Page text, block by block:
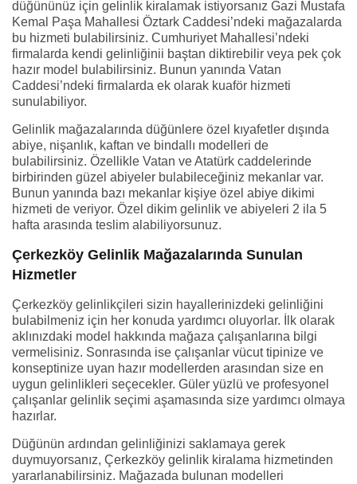
düğününüz için gelinlik kiralamak istiyorsanız Gazi Mustafa
Kemal Paşa Mahallesi Öztark Caddesi’ndeki mağazalarda
bu hizmeti bulabilirsiniz. Cumhuriyet Mahallesi’ndeki
firmalarda kendi gelinliğinii baştan diktirebilir veya pek çok
hazır model bulabilirsiniz. Bunun yanında Vatan
Caddesi’ndeki firmalarda ek olarak kuaför hizmeti
sunulabiliyor.
Gelinlik mağazalarında düğünlere özel kıyafetler dışında
abiye, nişanlık, kaftan ve bindallı modelleri de
bulabilirsiniz. Özellikle Vatan ve Atatürk caddelerinde
birbirinden güzel abiyeler bulabileceğiniz mekanlar var.
Bunun yanında bazı mekanlar kişiye özel abiye dikimi
hizmeti de veriyor. Özel dikim gelinlik ve abiyeleri 2 ila 5
hafta arasında teslim alabiliyorsunuz.
Çerkezköy Gelinlik Mağazalarında Sunulan
Hizmetler
Çerkezköy gelinlikçileri sizin hayallerinizdeki gelinliğini
bulabilmeniz için her konuda yardımcı oluyorlar. İlk olarak
aklınızdaki model hakkında mağaza çalışanlarına bilgi
vermelisiniz. Sonrasında ise çalışanlar vücut tipinize ve
konseptinize uyan hazır modellerden arasından size en
uygun gelinlikleri seçecekler. Güler yüzlü ve profesyonel
çalışanlar gelinlik seçimi aşamasında size yardımcı olmaya
hazırlar.
Düğünün ardından gelinliğinizi saklamaya gerek
duymuyorsanız, Çerkezköy gelinlik kiralama hizmetinden
yararlanabilirsiniz. Mağazada bulunan modelleri